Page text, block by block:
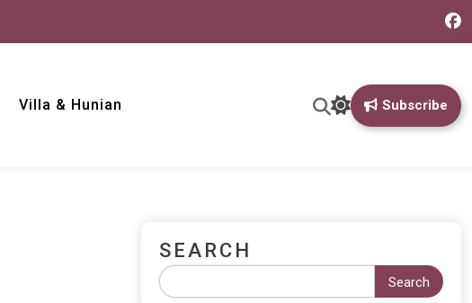
Villa & Hunian Subscribe
SEARCH
Search